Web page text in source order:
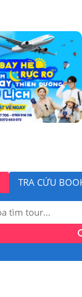
TRA CỨU